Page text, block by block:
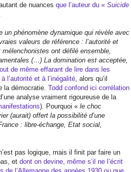
de nuances que l’auteur du « Suicide
un phénomène dynamique qui révèle avec
valeurs de référence : l’autorité et
ont défilé ensemble,
(…) La domination est acceptée,
de même effarant de lire dans les
l’autorité et à l’inégalité , alors qu’il
la démocratie. Todd confond ici corrélation
analyse vraiment rigoureuse de la
). Pourquoi « le choc
(aurait) offert la possibilité d’une
: libre-échange, Etat social,
pas logique, mais il finit par faire un
et dont on devine, même s’il ne l’écrit